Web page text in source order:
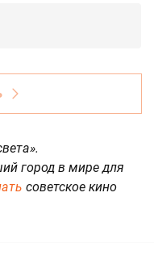
город в мире для
советское кино